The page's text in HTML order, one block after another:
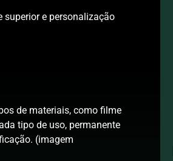
superior e personalização
de materiais, como filme
tipo de uso, permanente
(imagem